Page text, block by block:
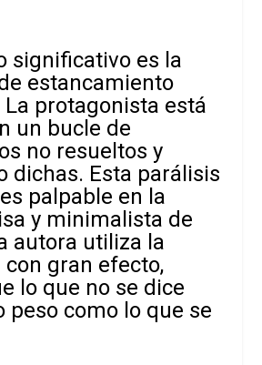
significativo es la
estancamiento
protagonista está
un bucle de
no resueltos y
dichas. Esta parálisis
palpable en la
y minimalista de
autora utiliza la
gran efecto,
lo que no se dice
peso como lo que se